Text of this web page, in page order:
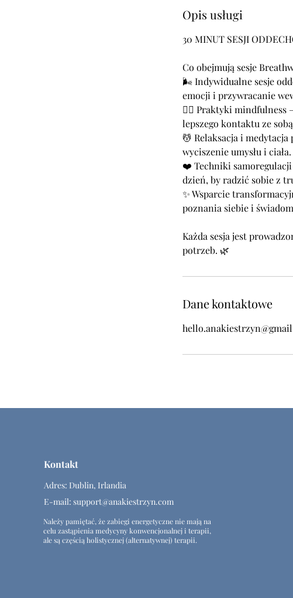
Opis usługi
30 MINUT SESJI
Co obejmują sesje
🌬️ Indywidualne sesje
emocji i przywracanie
🧘‍♀️ Praktyki mindfulness
lepszego kontaktu ze
💆 Relaksacja i
wyciszenie umysłu i ciała.
❤️ Techniki samoregulacji
dzień, by radzić sobie z
✨ Wsparcie
poznania siebie i
Każda sesja jest
Dane kontaktowe
Kontakt
Adres: Dublin, Irlandia
E-mail: support@anakiestrzyn.com
Należy pamiętać, że zabiegi energetyczne nie mają na
celu zastąpienia medycyny konwencjonalnej i terapii,
ale są częścią holistycznej (alternatywnej) terapii.